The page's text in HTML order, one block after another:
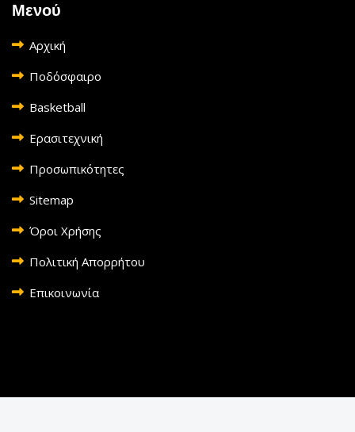
Μενού
Αρχική
Ποδόσφαιρο
Basketball
Ερασιτεχνική
Προσωπικότητες
Sitemap
Όροι Χρήσης
Πολιτική Απορρήτου
Επικοινωνία